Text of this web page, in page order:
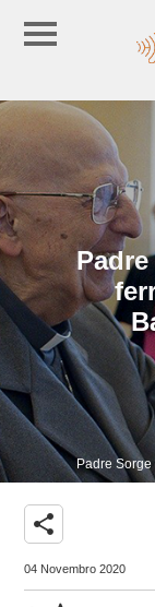
Padre Sorge
share
04 Novembro 2020